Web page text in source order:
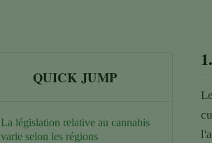
QUICK JUMP
La législation relative au cannabis
varie selon les régions
1.